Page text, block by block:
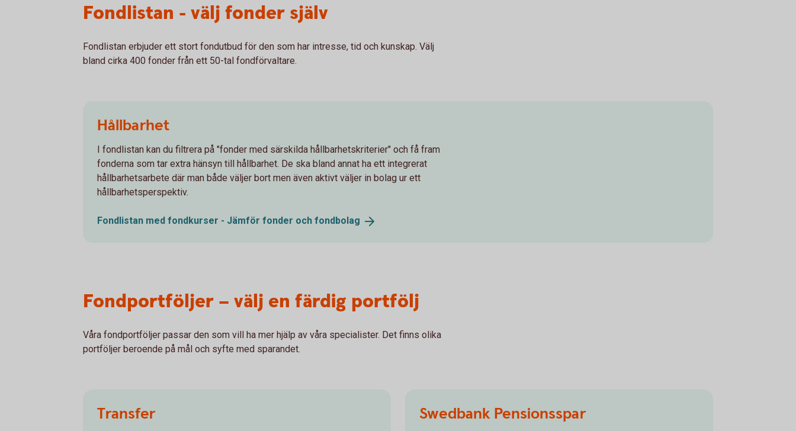
Fondlistan - välj fonder själv
Fondlistan erbjuder ett stort fondutbud för den som har intresse, tid och kunskap. Välj
bland cirka 400 fonder från ett 50-tal fondförvaltare.
Hållbarhet
I fondlistan kan du filtrera på "fonder med särskilda hållbarhetskriterier" och få fram
fonderna som tar extra hänsyn till hållbarhet. De ska bland annat ha ett integrerat
hållbarhetsarbete där man både väljer bort men även aktivt väljer in bolag ur ett
hållbarhetsperspektiv.
Fondlistan med fondkurser - Jämför fonder och fondbolag
Fondportföljer – välj en färdig portfölj
Våra fondportföljer passar den som vill ha mer hjälp av våra specialister. Det finns olika
portföljer beroende på mål och syfte med sparandet.
Transfer Swedbank Pensionsspar